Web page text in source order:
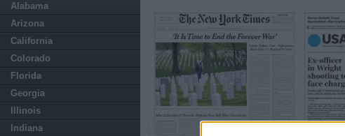
Alabama
Arizona
California
Colorado
Florida
Georgia
Illinois
Indiana